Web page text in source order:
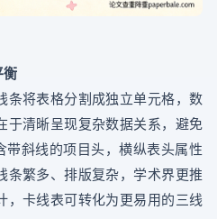
衡
将表格分割成独立单元格，数
于清晰呈现复杂数据关系，避免
带斜线的项目头，横纵表头属性
条繁多、排版复杂，学术界更推
，卡线表可转化为更易用的三线